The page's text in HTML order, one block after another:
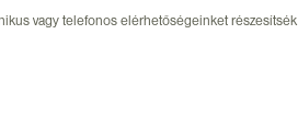
vagy telefonos elérhetőségeinket részesítsék